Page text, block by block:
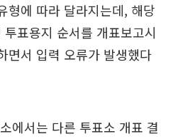
형에 따라 달라지는데, 해당
표용지 순서를 개표보고시
면서 입력 오류가 발생했다
에서는 다른 투표소 개표 결